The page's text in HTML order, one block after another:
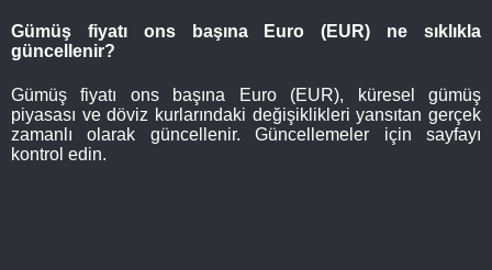
Gümüş fiyatı ons başına Euro (EUR) ne sıklıkla
güncellenir?
Gümüş fiyatı ons başına Euro (EUR), küresel gümüş
piyasası ve döviz kurlarındaki değişiklikleri yansıtan gerçek
zamanlı olarak güncellenir. Güncellemeler için sayfayı
kontrol edin.